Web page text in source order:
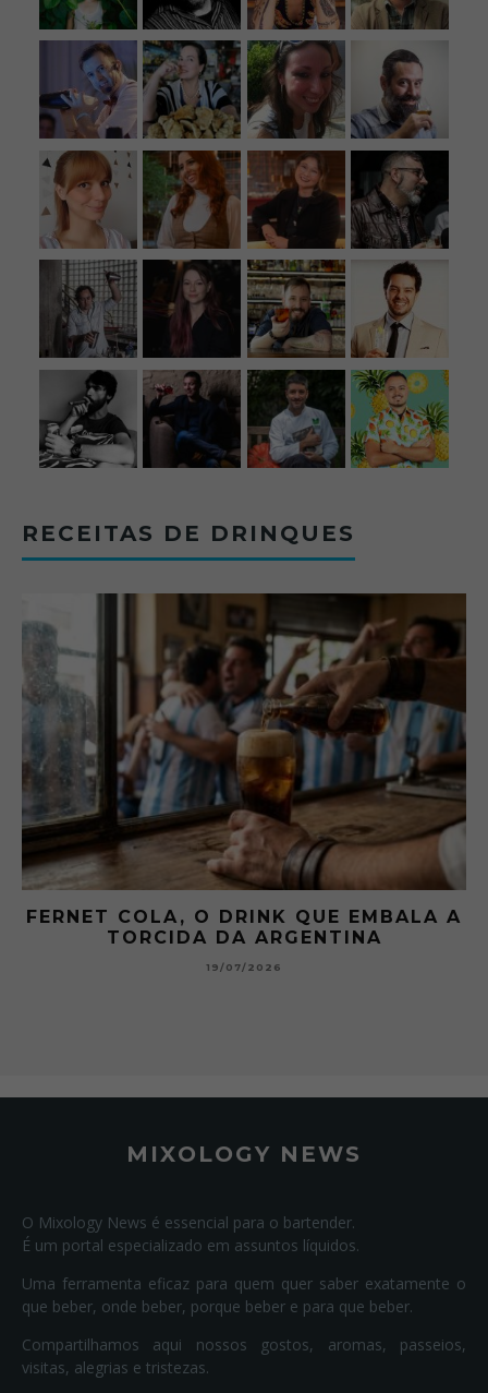
RECEITAS DE DRINQUES
FERNET COLA, O DRINK QUE EMBALA A
TORCIDA DA ARGENTINA
19/07/2026
MIXOLOGY NEWS
O Mixology News é essencial para o bartender.
É um portal especializado em assuntos líquidos.
Uma ferramenta eficaz para quem quer saber exatamente o
que beber, onde beber, porque beber e para que beber.
Compartilhamos aqui nossos gostos, aromas, passeios,
visitas, alegrias e tristezas.